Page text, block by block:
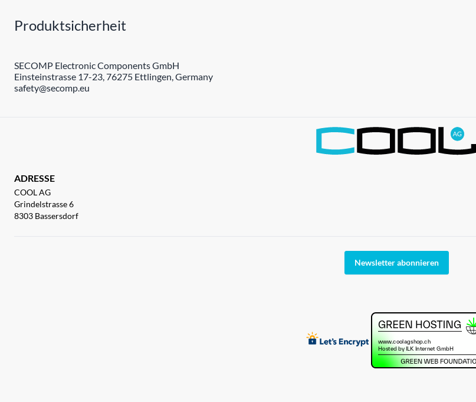
Produktsicherheit
SECOMP Electronic Components GmbH
Einsteinstrasse 17-23, 76275 Ettlingen, Germany
safety@secomp.eu
ADRESSE
COOL AG
Grindelstrasse 6
8303 Bassersdorf
Newsletter abonnieren